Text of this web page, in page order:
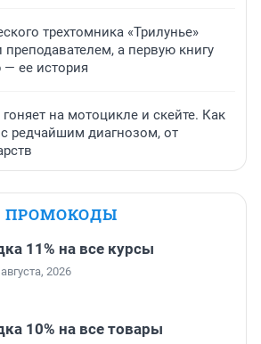
трехтомника «Трилунье»
а первую книгу
— ее история
на мотоцикле и скейте. Как
редчайшим диагнозом, от
ПРОМОКОДЫ
11% на все курсы
2026
10% на все товары